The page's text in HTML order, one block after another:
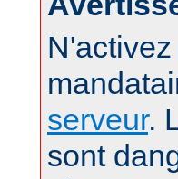
serveur.
sont